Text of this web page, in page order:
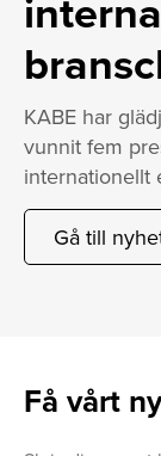
KABE har
vunnit fem
internationellt
Gå till
Få vårt